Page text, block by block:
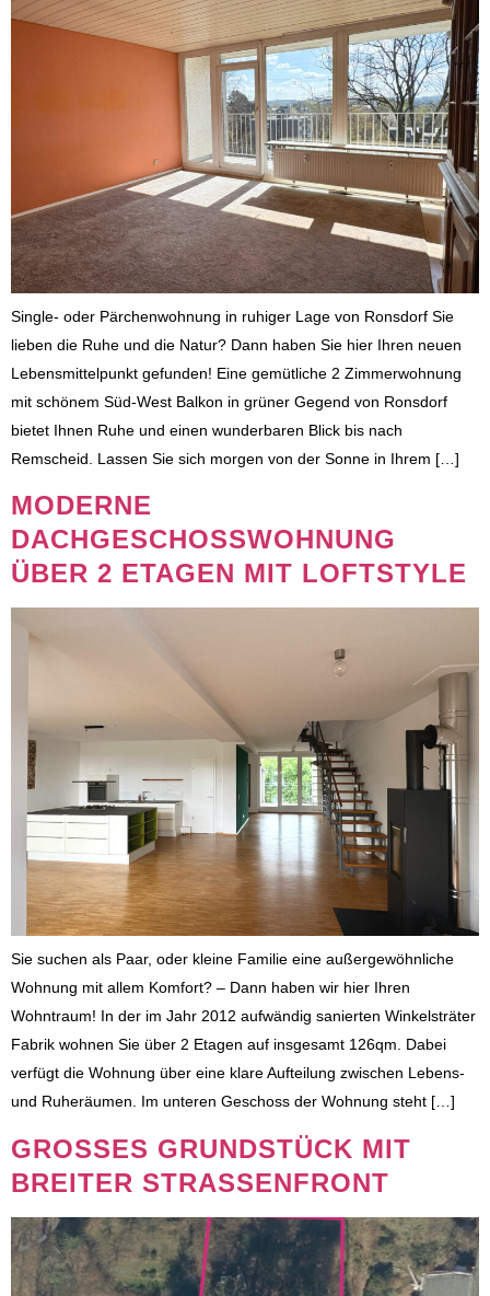
Single- oder Pärchenwohnung in ruhiger Lage von Ronsdorf Sie
lieben die Ruhe und die Natur? Dann haben Sie hier Ihren neuen
Lebensmittelpunkt gefunden! Eine gemütliche 2 Zimmerwohnung
mit schönem Süd-West Balkon in grüner Gegend von Ronsdorf
bietet Ihnen Ruhe und einen wunderbaren Blick bis nach
Remscheid. Lassen Sie sich morgen von der Sonne in Ihrem […]
MODERNE
DACHGESCHOSSWOHNUNG
ÜBER 2 ETAGEN MIT LOFTSTYLE
Sie suchen als Paar, oder kleine Familie eine außergewöhnliche
Wohnung mit allem Komfort? – Dann haben wir hier Ihren
Wohntraum! In der im Jahr 2012 aufwändig sanierten Winkelsträter
Fabrik wohnen Sie über 2 Etagen auf insgesamt 126qm. Dabei
verfügt die Wohnung über eine klare Aufteilung zwischen Lebens-
und Ruheräumen. Im unteren Geschoss der Wohnung steht […]
GROSSES GRUNDSTÜCK MIT
BREITER STRASSENFRONT